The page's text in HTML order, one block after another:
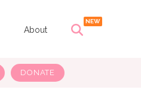
About
DONATE